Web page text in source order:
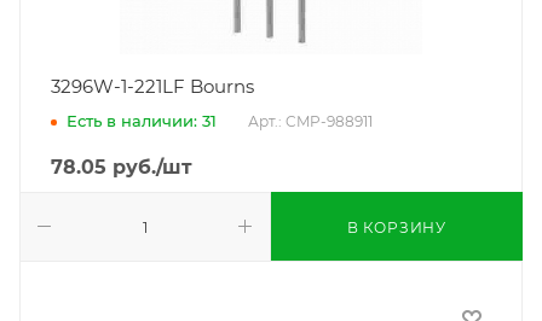
3296W-1-221LF Bourns
Есть в наличии: 31 Арт.: CMP-988911
78.05 руб./шт
В КОРЗИНУ